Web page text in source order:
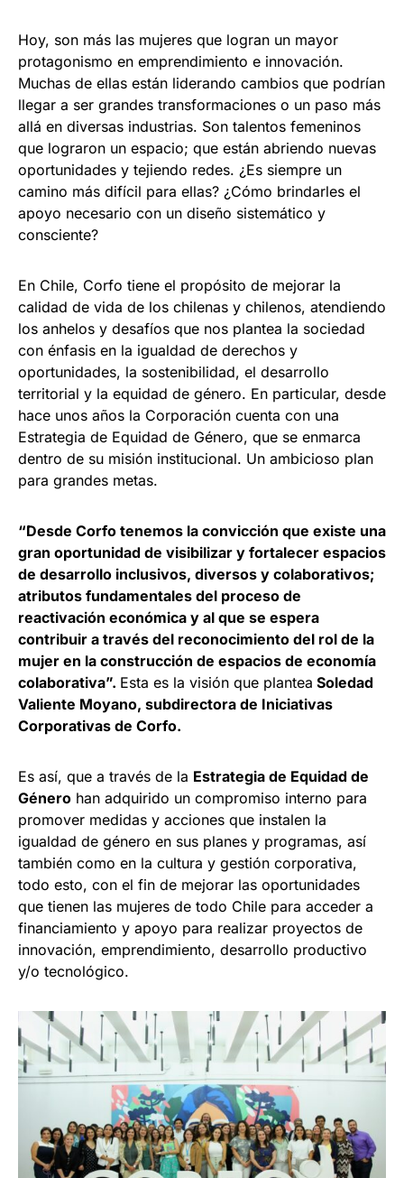
Hoy, son más las mujeres que logran un mayor
protagonismo en emprendimiento e innovación.
Muchas de ellas están liderando cambios que podrían
llegar a ser grandes transformaciones o un paso más
allá en diversas industrias. Son talentos femeninos
que lograron un espacio; que están abriendo nuevas
oportunidades y tejiendo redes. ¿Es siempre un
camino más difícil para ellas? ¿Cómo brindarles el
apoyo necesario con un diseño sistemático y
consciente?
En Chile, Corfo tiene el propósito de mejorar la
calidad de vida de los chilenas y chilenos, atendiendo
los anhelos y desafíos que nos plantea la sociedad
con énfasis en la igualdad de derechos y
oportunidades, la sostenibilidad, el desarrollo
territorial y la equidad de género. En particular, desde
hace unos años la Corporación cuenta con una
Estrategia de Equidad de Género, que se enmarca
dentro de su misión institucional. Un ambicioso plan
para grandes metas.
“Desde Corfo tenemos la convicción que existe una
gran oportunidad de visibilizar y fortalecer espacios
de desarrollo inclusivos, diversos y colaborativos;
atributos fundamentales del proceso de
reactivación económica y al que se espera
contribuir a través del reconocimiento del rol de la
mujer en la construcción de espacios de economía
colaborativa”. Esta es la visión que plantea Soledad
Valiente Moyano, subdirectora de Iniciativas
Corporativas de Corfo.
Es así, que a través de la Estrategia de Equidad de
Género han adquirido un compromiso interno para
promover medidas y acciones que instalen la
igualdad de género en sus planes y programas, así
también como en la cultura y gestión corporativa,
todo esto, con el fin de mejorar las oportunidades
que tienen las mujeres de todo Chile para acceder a
financiamiento y apoyo para realizar proyectos de
innovación, emprendimiento, desarrollo productivo
y/o tecnológico.